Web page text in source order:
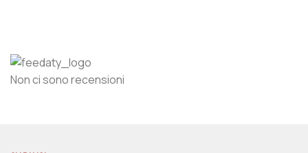
Non ci sono recensioni